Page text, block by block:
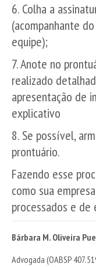
6. Colha a
(acompanhante
equipe);
7. Anote no
realizado
apresentação de
explicativo
8. Se possível,
prontuário.
Fazendo esse
como sua
processados e de
Bárbara M. Oliveira
Advogada (OABSP